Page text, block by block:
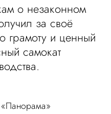
о незаконном
за своё
грамоту и ценный
самокат